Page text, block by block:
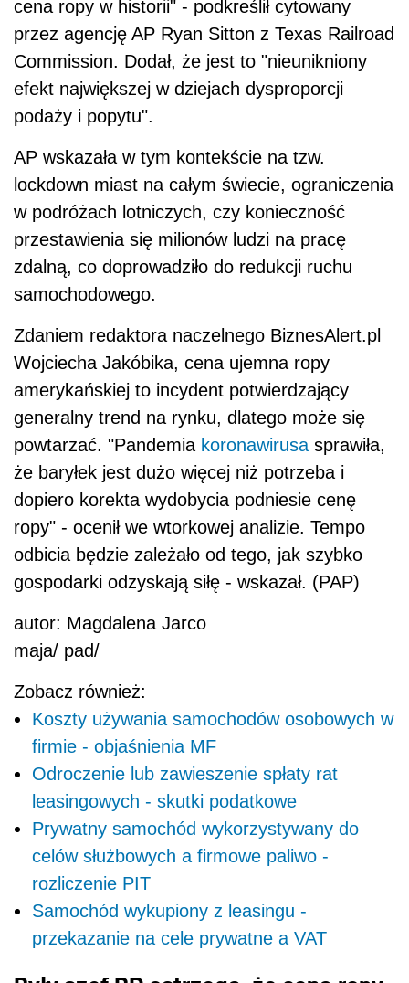
cena ropy w historii" - podkreślił cytowany
przez agencję AP Ryan Sitton z Texas Railroad
Commission. Dodał, że jest to "nieunikniony
efekt największej w dziejach dysproporcji
podaży i popytu".
AP wskazała w tym kontekście na tzw.
lockdown miast na całym świecie, ograniczenia
w podróżach lotniczych, czy konieczność
przestawienia się milionów ludzi na pracę
zdalną, co doprowadziło do redukcji ruchu
samochodowego.
Zdaniem redaktora naczelnego BiznesAlert.pl
Wojciecha Jakóbika, cena ujemna ropy
amerykańskiej to incydent potwierdzający
generalny trend na rynku, dlatego może się
powtarzać. "Pandemia koronawirusa sprawiła,
że baryłek jest dużo więcej niż potrzeba i
dopiero korekta wydobycia podniesie cenę
ropy" - ocenił we wtorkowej analizie. Tempo
odbicia będzie zależało od tego, jak szybko
gospodarki odzyskają siłę - wskazał. (PAP)
autor: Magdalena Jarco
maja/ pad/
Zobacz również:
Koszty używania samochodów osobowych w
firmie - objaśnienia MF
Odroczenie lub zawieszenie spłaty rat
leasingowych - skutki podatkowe
Prywatny samochód wykorzystywany do
celów służbowych a firmowe paliwo -
rozliczenie PIT
Samochód wykupiony z leasingu -
przekazanie na cele prywatne a VAT